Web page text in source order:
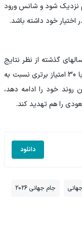
نزدیک شود و شانس ورود
اختیار خود داشته باشد.
گذشته از نظر نتایج
ملی عملکرد چندان خوبی نداشته است. عربستان با 30 امتیاز برتری نسبت به
روند خود را ادامه دهد،
را هم تهدید کند.
دانلود
جام جهانی 2026